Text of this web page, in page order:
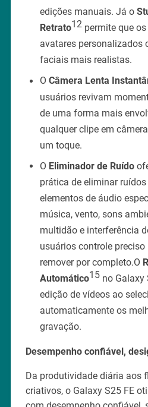
edições manuais. Já o
Retrato12permite que
avatares personalizados
faciais mais realistas.
O Câmera Lenta
usuários revivam
de uma forma mais
qualquer clipe em
um toque.
O Eliminador de Ruído
prática de eliminar
elementos de áudio
música, vento, sons
multidão e interferência
usuários controle preciso
remover por completo.O
Automático15no Galaxy
edição de vídeos ao
automaticamente os
gravação.
Desempenho confiável,
Da produtividade diária aos
criativos, o Galaxy S25 FE